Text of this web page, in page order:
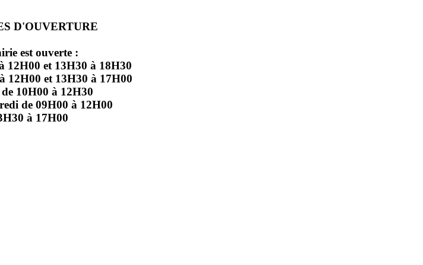
D'OUVERTURE
est ouverte :
12H00 et 13H30 à 18H30
12H00 et 13H30 à 17H00
10H00 à 12H30
de 09H00 à 12H00
à 17H00